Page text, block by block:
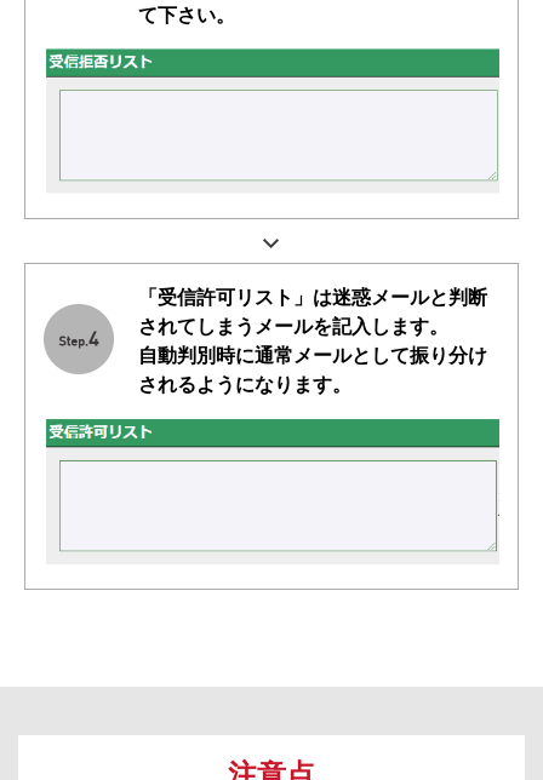
て下さい。
「受信許可リスト」は迷惑メールと判断
されてしまうメールを記入します。
自動判別時に通常メールとして振り分け
されるようになります。